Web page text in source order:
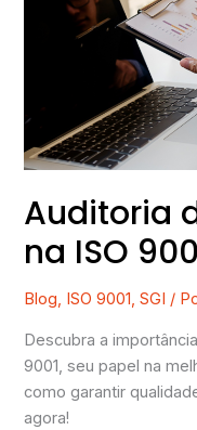
Auditoria
na ISO
Blog, ISO 9001,SGI /
Descubra a
9001, seu papel na
como garantir
agora!